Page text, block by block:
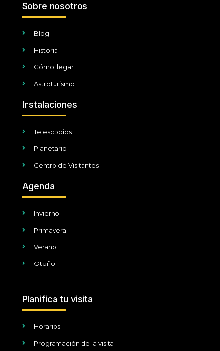
Sobre nosotros
Blog
Historia
Cómo llegar
Astroturismo
Instalaciones
Telescopios
Planetario
Centro de Visitantes
Agenda
Invierno
Primavera
Verano
Otoño
Planifica tu visita
Horarios
Programación de la visita